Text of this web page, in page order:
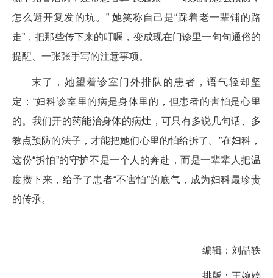
怎么避开复发的坑。” 她笑称自己是“踩着老一辈铺的路
走”，把那些传下来的叮嘱，变成现在门诊里一句句通俗的
提醒、一张张手写的注意事项。
末了，她望着诊室门外排队的患者，语气轻却坚
定：“妇科诊室里的病是身体里的，但患者的害怕是心里
的。我们开的药能治身体的病灶，可只有多说几句话、多
教点预防的法子，才能把她们心里的怕给拆了。”在妇科，
这份“拆怕”的守护不是一个人的奔赴，而是一辈辈人把温
度攒下来，给予了患者“不害怕”的底气，成为妇科最珍贵
的传承。
编辑：刘晶轶
排版：王婉婷